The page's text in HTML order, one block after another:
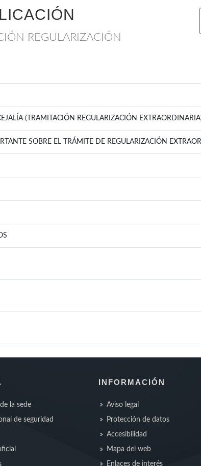
REGULARIZACIÓN
(TRAMITACIÓN REGULARIZACIÓN
SOBRE EL TRÁMITE DE REGULARIZACIÓN
la sede
de seguridad
INFORMACIÓN
Aviso legal
Protección de datos
Accesibilidad
Mapa del web
Enlaces de interés